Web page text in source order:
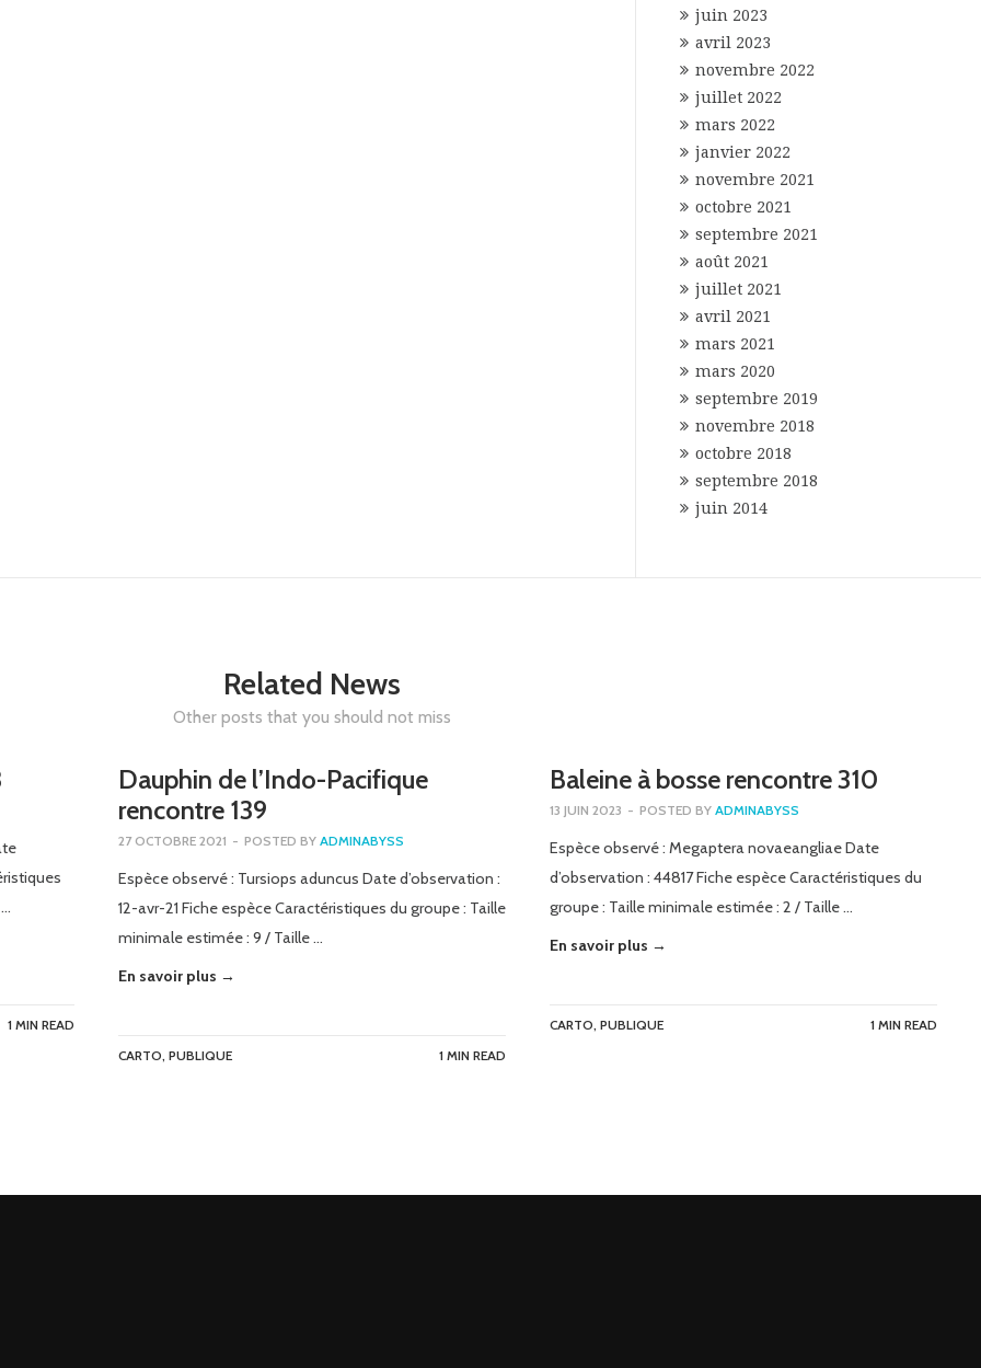
juin 2023
avril 2023
novembre 2022
juillet 2022
mars 2022
janvier 2022
novembre 2021
octobre 2021
septembre 2021
août 2021
juillet 2021
avril 2021
mars 2021
mars 2020
septembre 2019
novembre 2018
octobre 2018
septembre 2018
juin 2014
Related News
Other posts that you should not miss
1 MIN READ
Dauphin de l’Indo-Pacifique
rencontre 139
27 OCTOBRE 2021 - POSTED BY ADMINABYSS
Espèce observé : Tursiops aduncus Date d’observation :
12-avr-21 Fiche espèce Caractéristiques du groupe : Taille
minimale estimée : 9 / Taille …
En savoir plus →
CARTO, PUBLIQUE 1 MIN READ
Baleine à bosse rencontre 310
13 JUIN 2023 - POSTED BY ADMINABYSS
Espèce observé : Megaptera novaeangliae Date
d’observation : 44817 Fiche espèce Caractéristiques du
groupe : Taille minimale estimée : 2 / Taille …
En savoir plus →
CARTO, PUBLIQUE 1 MIN READ